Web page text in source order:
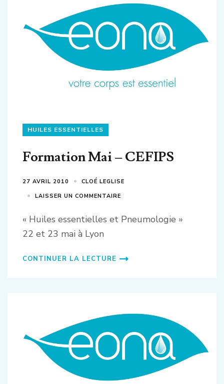
HUILES ESSENTIELLES
Formation Mai – CEFIPS
27 AVRIL 2010
CLOÉ LEGLISE
LAISSER UN COMMENTAIRE
« Huiles essentielles et Pneumologie »
22 et 23 mai à Lyon
CONTINUER LA LECTURE
articles